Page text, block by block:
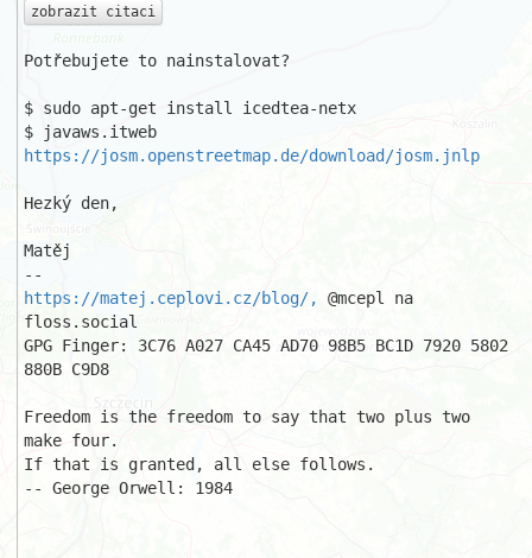
zobrazit citaci
Potřebujete to nainstalovat?
$ sudo apt-get install icedtea-netx
https://josm.openstreetmap.de/download/josm.jnlp
Hezký den,
Matěj
https://matej.ceplovi.cz/blog/,
@mcepl na
floss.social
GPG Finger: 3C76 A027 CA45 AD70 98B5 BC1D 7920 5802
880B C9D8
Freedom is the freedom to say that two plus two
make four.
If that is granted, all else follows.
-- George Orwell: 1984